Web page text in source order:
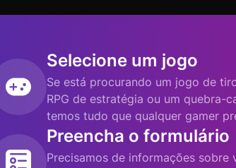
Selecione um jogo
Se está procurando um jogo de
RPG de estratégia ou um quebra-
temos tudo que qualquer gamer
Preencha o formulário
Precisamos de informações sobre